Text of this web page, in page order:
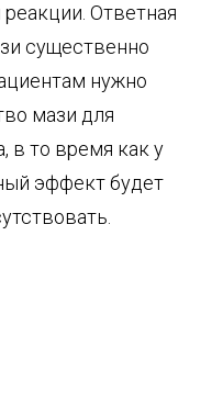
Ответная
существенно
нужно
мази для
в то время как у
эффект будет